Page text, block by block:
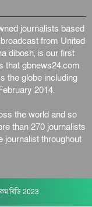
journalists based
from United
dibosh, is our first
that gbnews24.com
the globe including
2014.
the world and so
than 270 journalists
journalist throughout
2023